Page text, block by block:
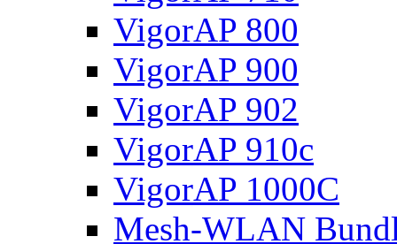
VigorAP 800
VigorAP 900
VigorAP 902
VigorAP 910c
VigorAP 1000C
Mesh-WLAN